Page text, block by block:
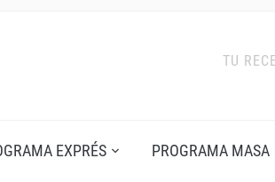
TU
EXPRÉS PROGRAMA MASA